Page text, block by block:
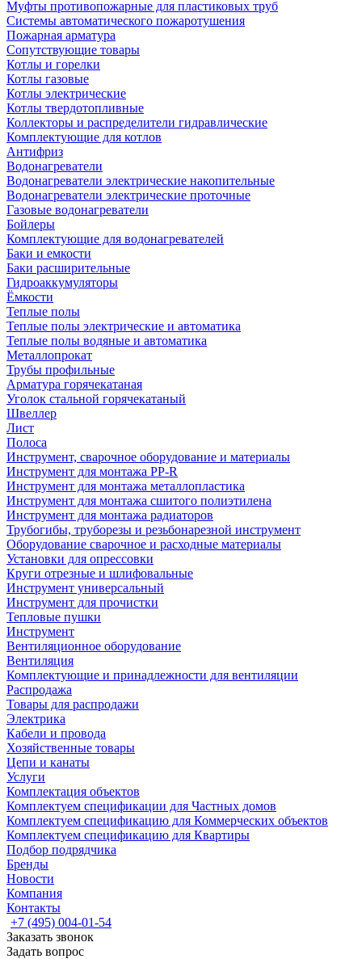
Муфты противопожарные для пластиковых труб
Системы автоматического пожаротушения
Пожарная арматура
Сопутствующие товары
Котлы и горелки
Котлы газовые
Котлы электрические
Котлы твердотопливные
Коллекторы и распределители гидравлические
Комплектующие для котлов
Антифриз
Водонагреватели
Водонагреватели электрические накопительные
Водонагреватели электрические проточные
Газовые водонагреватели
Бойлеры
Комплектующие для водонагревателей
Баки и емкости
Баки расширительные
Гидроаккумуляторы
Ёмкости
Теплые полы
Теплые полы электрические и автоматика
Теплые полы водяные и автоматика
Металлопрокат
Трубы профильные
Арматура горячекатаная
Уголок стальной горячекатаный
Швеллер
Лист
Полоса
Инструмент, сварочное оборудование и материалы
Инструмент для монтажа PP-R
Инструмент для монтажа металлопластика
Инструмент для монтажа сшитого полиэтилена
Инструмент для монтажа радиаторов
Трубогибы, труборезы и резьбонарезной инструмент
Оборудование сварочное и расходные материалы
Установки для опрессовки
Круги отрезные и шлифовальные
Инструмент универсальный
Инструмент для прочистки
Тепловые пушки
Инструмент
Вентиляционное оборудование
Вентиляция
Комплектующие и принадлежности для вентиляции
Распродажа
Товары для распродажи
Электрика
Кабели и провода
Хозяйственные товары
Цепи и канаты
Услуги
Комплектация объектов
Комплектуем спецификации для Частных домов
Комплектуем спецификацию для Коммерческих объектов
Комплектуем спецификацию для Квартиры
Подбор подрядчика
Бренды
Новости
Компания
Контакты
+7 (495) 004-01-54
Заказать звонок
Задать вопрос